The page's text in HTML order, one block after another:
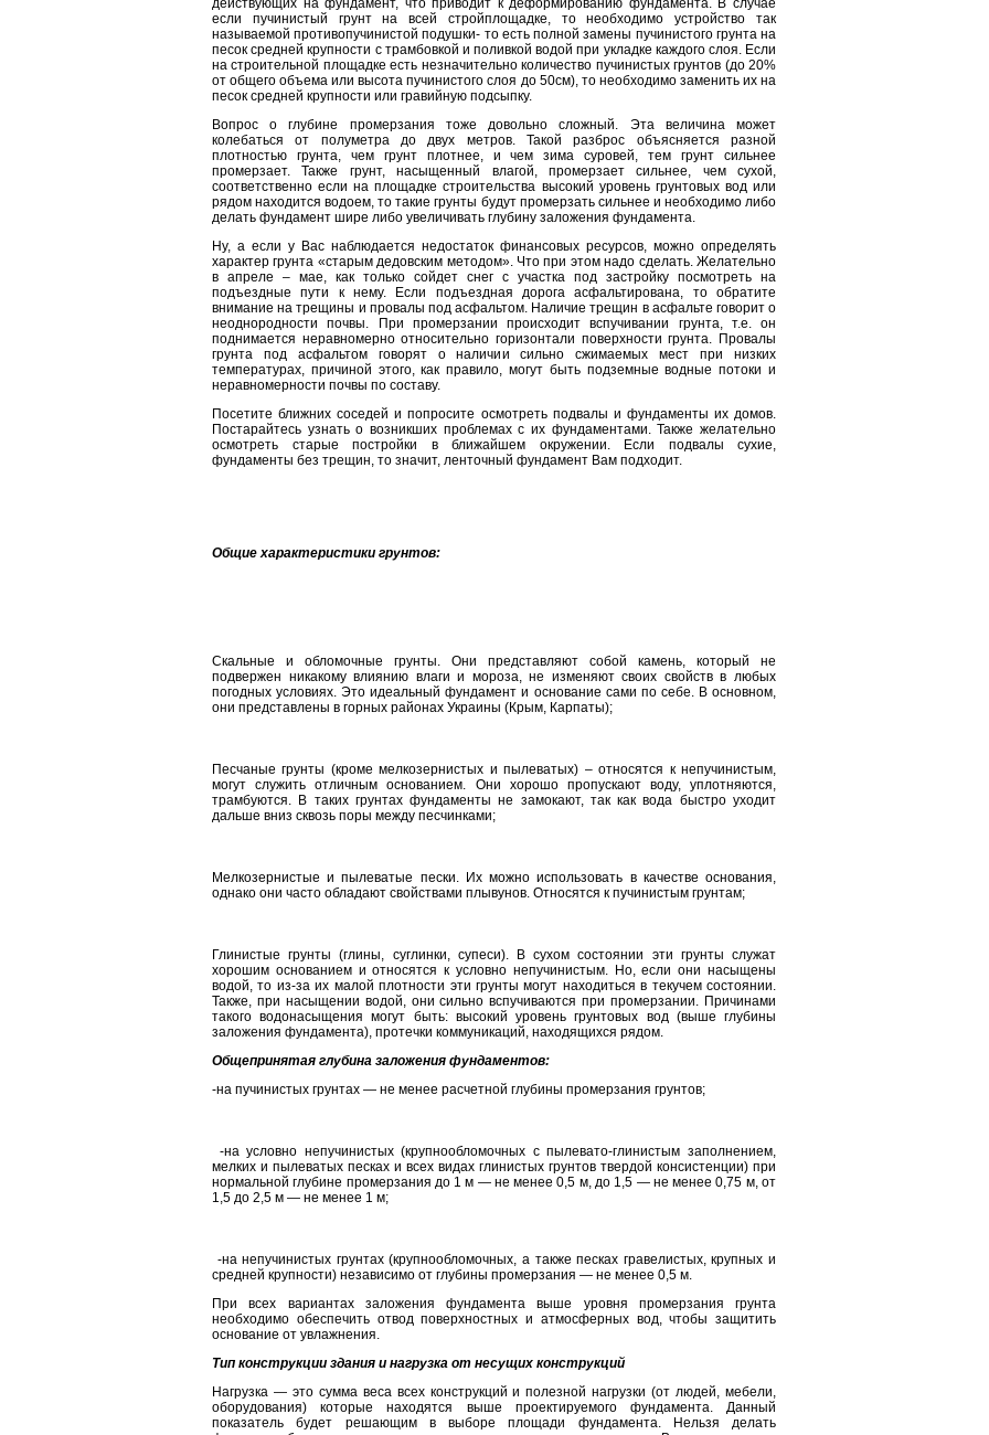
действующих на фундамент, что приводит к деформированию фундамента. В случае
если пучинистый грунт на всей стройплощадке, то необходимо устройство так
называемой противопучинистой подушки- то есть полной замены пучинистого грунта на
песок средней крупности с трамбовкой и поливкой водой при укладке каждого слоя. Если
на строительной площадке есть незначительно количество пучинистых грунтов (до 20%
от общего объема или высота пучинистого слоя до 50см), то необходимо заменить их на
песок средней крупности или гравийную подсыпку.
Вопрос о глубине промерзания тоже довольно сложный. Эта величина может
колебаться от полуметра до двух метров. Такой разброс объясняется разной
плотностью грунта, чем грунт плотнее, и чем зима суровей, тем грунт сильнее
промерзает. Также грунт, насыщенный влагой, промерзает сильнее, чем сухой,
соответственно если на площадке строительства высокий уровень грунтовых вод или
рядом находится водоем, то такие грунты будут промерзать сильнее и необходимо либо
делать фундамент шире либо увеличивать глубину заложения фундамента.
Ну, а если у Вас наблюдается недостаток финансовых ресурсов, можно определять
характер грунта «старым дедовским методом». Что при этом надо сделать. Желательно
в апреле – мае, как только сойдет снег с участка под застройку посмотреть на
подъездные пути к нему. Если подъездная дорога асфальтирована, то обратите
внимание на трещины и провалы под асфальтом. Наличие трещин в асфальте говорит о
неоднородности почвы. При промерзании происходит вспучивании грунта, т.е. он
поднимается неравномерно относительно горизонтали поверхности грунта. Провалы
грунта под асфальтом говорят о наличии сильно сжимаемых мест при низких
температурах, причиной этого, как правило, могут быть подземные водные потоки и
неравномерности почвы по составу.
Посетите ближних соседей и попросите осмотреть подвалы и фундаменты их домов.
Постарайтесь узнать о возникших проблемах с их фундаментами. Также желательно
осмотреть старые постройки в ближайшем окружении. Если подвалы сухие,
фундаменты без трещин, то значит, ленточный фундамент Вам подходит.
Общие характеристики грунтов:
Скальные и обломочные грунты. Они представляют собой камень, который не
подвержен никакому влиянию влаги и мороза, не изменяют своих свойств в любых
погодных условиях. Это идеальный фундамент и основание сами по себе. В основном,
они представлены в горных районах Украины (Крым, Карпаты);
Песчаные грунты (кроме мелкозернистых и пылеватых) – относятся к непучинистым,
могут служить отличным основанием. Они хорошо пропускают воду, уплотняются,
трамбуются. В таких грунтах фундаменты не замокают, так как вода быстро уходит
дальше вниз сквозь поры между песчинками;
Мелкозернистые и пылеватые пески. Их можно использовать в качестве основания,
однако они часто обладают свойствами плывунов. Относятся к пучинистым грунтам;
Глинистые грунты (глины, суглинки, супеси). В сухом состоянии эти грунты служат
хорошим основанием и относятся к условно непучинистым. Но, если они насыщены
водой, то из-за их малой плотности эти грунты могут находиться в текучем состоянии.
Также, при насыщении водой, они сильно вспучиваются при промерзании. Причинами
такого водонасыщения могут быть: высокий уровень грунтовых вод (выше глубины
заложения фундамента), протечки коммуникаций, находящихся рядом.
Общепринятая глубина заложения фундаментов:
-на пучинистых грунтах — не менее расчетной глубины промерзания грунтов;
-на условно непучинистых (крупнообломочных с пылевато-глинистым заполнением,
мелких и пылеватых песках и всех видах глинистых грунтов твердой консистенции) при
нормальной глубине промерзания до 1 м — не менее 0,5 м, до 1,5 — не менее 0,75 м, от
1,5 до 2,5 м — не менее 1 м;
-на непучинистых грунтах (крупнообломочных, а также песках гравелистых, крупных и
средней крупности) независимо от глубины промерзания — не менее 0,5 м.
При всех вариантах заложения фундамента выше уровня промерзания грунта
необходимо обеспечить отвод поверхностных и атмосферных вод, чтобы защитить
основание от увлажнения.
Тип конструкции здания и нагрузка от несущих конструкций
Нагрузка — это сумма веса всех конструкций и полезной нагрузки (от людей, мебели,
оборудования) которые находятся выше проектируемого фундамента. Данный
показатель будет решающим в выборе площади фундамента. Нельзя делать